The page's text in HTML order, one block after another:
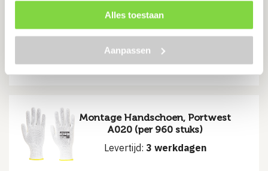
Alles toestaan
Aanpassen
Montage Handschoen, Portwest
A020 (per 960 stuks)
Levertijd: 3 werkdagen